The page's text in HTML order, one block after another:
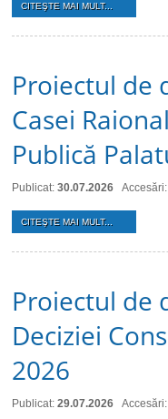
CITEŞTE MAI MULT...
Proiectul de
Casei
Publică
Publicat: 30.07.2026
CITEŞTE MAI MULT...
Proiectul de
Deciziei
2026
Publicat: 29.07.2026